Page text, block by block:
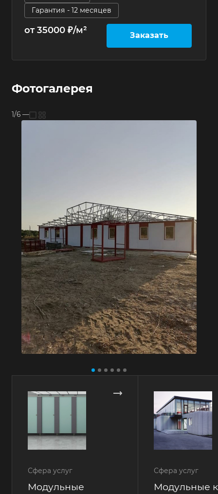
Гарантия - 12 месяцев
от 35000 ₽/м² Заказать
Фотогалерея
1/6 —
Сфера услуг
Модульные
Сфера услуг
Модульные